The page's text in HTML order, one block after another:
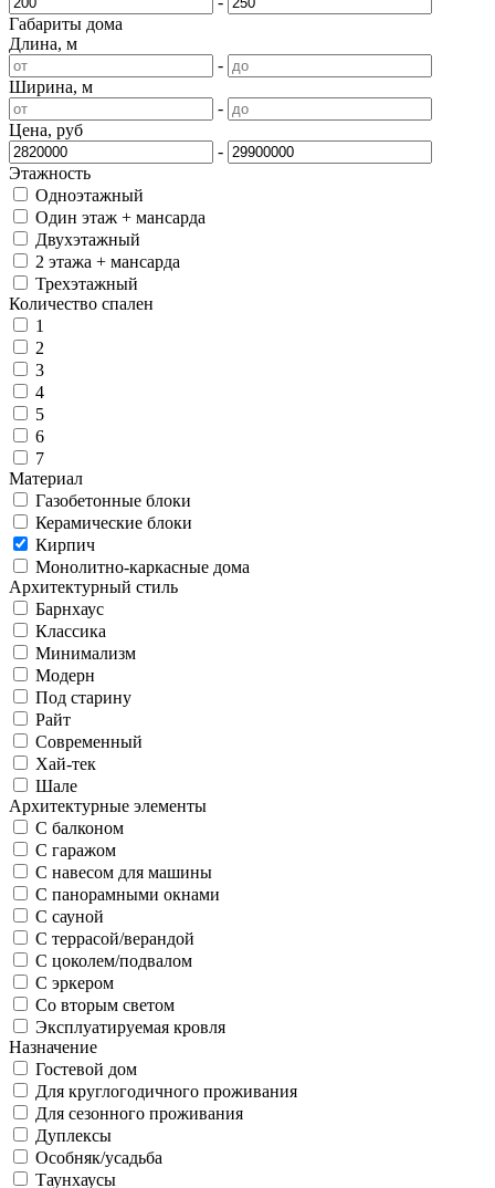
Габариты дома
Длина, м
-
Ширина, м
-
Цена, руб
-
Этажность
Одноэтажный
Один этаж + мансарда
Двухэтажный
2 этажа + мансарда
Трехэтажный
Количество спален
1
2
3
4
5
6
7
Материал
Газобетонные блоки
Керамические блоки
Кирпич
Монолитно-каркасные дома
Архитектурный стиль
Барнхаус
Классика
Минимализм
Модерн
Под старину
Райт
Современный
Хай-тек
Шале
Архитектурные элементы
С балконом
С гаражом
С навесом для машины
С панорамными окнами
С сауной
С террасой/верандой
С цоколем/подвалом
С эркером
Со вторым светом
Эксплуатируемая кровля
Назначение
Гостевой дом
Для круглогодичного проживания
Для сезонного проживания
Дуплексы
Особняк/усадьба
Таунхаусы